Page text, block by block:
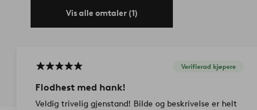
Vis alle omtaler (1)
Verifierad kjøpere
Flodhest med hank!
Veldig trivelig gjenstand! Bilde og beskrivelse er helt